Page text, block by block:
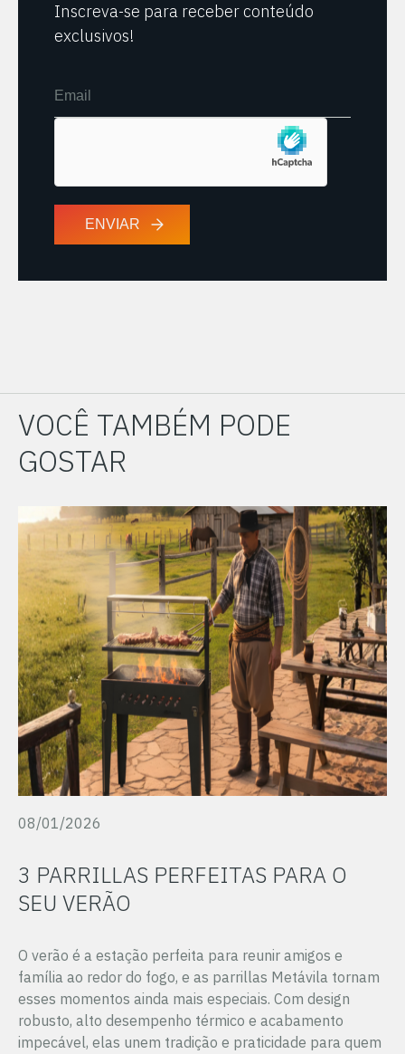
Inscreva-se para receber conteúdo
exclusivos!
VOCÊ TAMBÉM PODE
GOSTAR
08/01/2026
3 PARRILLAS PERFEITAS PARA O
SEU VERÃO
O verão é a estação perfeita para reunir amigos e
família ao redor do fogo, e as parrillas Metávila tornam
esses momentos ainda mais especiais. Com design
robusto, alto desempenho térmico e acabamento
impecável, elas unem tradição e praticidade para quem